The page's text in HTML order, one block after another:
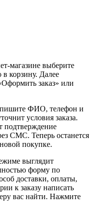
магазине выберите
в корзину. Далее
заказ» или
ФИО, телефон и
условия заказа.
подтверждение
СМС. Теперь останется
покупке.
выглядит
форму по
доставки, оплаты,
к заказу написать
вас найти. Нажмите